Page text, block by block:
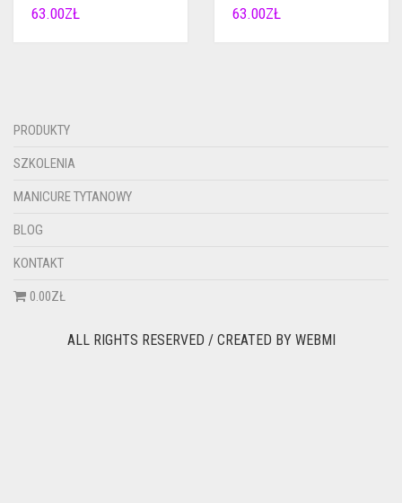
63.00ZŁ 63.00ZŁ
PRODUKTY
SZKOLENIA
MANICURE TYTANOWY
BLOG
KONTAKT
0.00ZŁ
ALL RIGHTS RESERVED / CREATED BY WEBMI